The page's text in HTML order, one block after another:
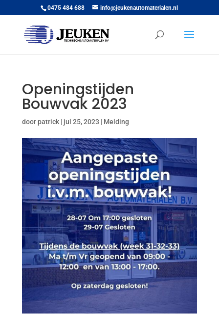
0475 484 688 info@jeukenautomaterialen.nl
Openingstijden
Bouwvak 2023
door patrick| jul 25, 2023 | Melding